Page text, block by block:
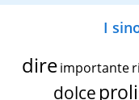
I
dire importante
dolce